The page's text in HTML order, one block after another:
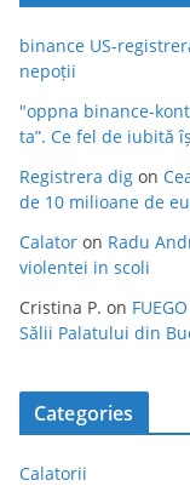
binance US-
nepoții
"oppna binance-
ta”. Ce fel de iubită
Registrera dig on
de 10 milioane de
Calator on Radu
violentei in scoli
Cristina P. on
Sălii Palatului din
Categories
Calatorii